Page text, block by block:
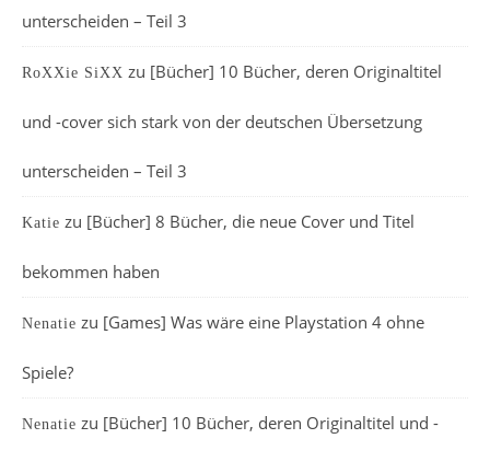
unterscheiden – Teil 3
RoXXie SiXX zu [Bücher] 10 Bücher, deren Originaltitel
und -cover sich stark von der deutschen Übersetzung
unterscheiden – Teil 3
Katie zu [Bücher] 8 Bücher, die neue Cover und Titel
bekommen haben
Nenatie zu [Games] Was wäre eine Playstation 4 ohne
Spiele?
Nenatie zu [Bücher] 10 Bücher, deren Originaltitel und -